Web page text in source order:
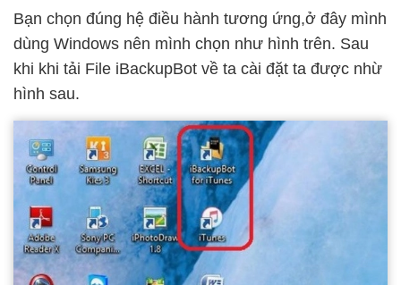
Bạn chọn đúng hệ điều hành tương ứng,ở đây mình
dùng Windows nên mình chọn như hình trên. Sau
khi khi tải File iBackupBot về ta cài đặt ta được nhừ
hình sau.